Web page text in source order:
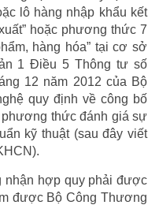
lô hàng nhập khẩu kết
hoặc phương thức 7
hàng hóa” tại cơ sở
1 Điều 5 Thông tư số
12 năm 2012 của Bộ
quy định về công bố
thức đánh giá sự
kỹ thuật (sau đây viết
nhận hợp quy phải được
được Bộ Công Thương